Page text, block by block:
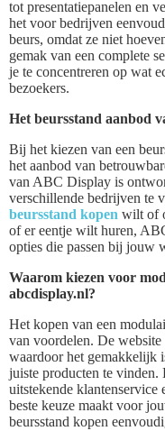
tot presentatiepanelen en
het voor bedrijven
beurs, omdat ze niet
gemak van een complete
je te concentreren op wat
bezoekers.
Het beursstand aanbod
Bij het kiezen van een
het aanbod van
van ABC Display is
verschillende bedrijven te
beursstand kopen wilt of
of er eentje wilt huren,
opties die passen bij jouw
Waarom kiezen voor
abcdisplay.nl?
Het kopen van een
van voordelen. De
waardoor het gemakkelijk
juiste producten te
uitstekende klantenservice
beste keuze maakt voor
beursstand kopen